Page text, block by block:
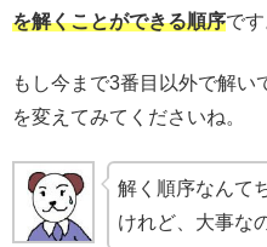
を解くことができる順序です
もし今まで3番目以外で解い
を変えてみてくださいね。
解く順序なんて
けれど、大事な